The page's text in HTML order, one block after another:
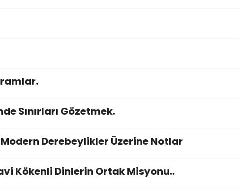
Sınırları Gözetmek.
Derebeylikler Üzerine Notlar
Kökenli Dinlerin Ortak Misyonu..